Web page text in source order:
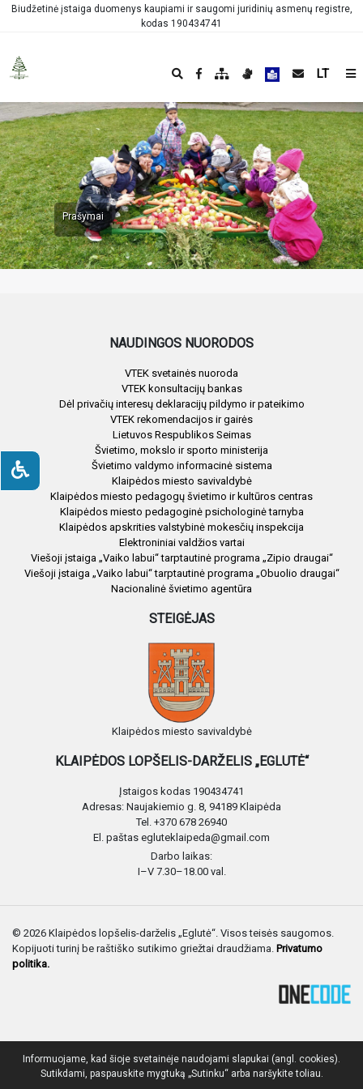
Biudžetinė įstaiga duomenys kaupiami ir saugomi juridinių asmenų registre,
kodas 190434741
LT
Prašymai
NAUDINGOS NUORODOS
VTEK svetainės nuoroda
VTEK konsultacijų bankas
Dėl privačių interesų deklaracijų pildymo ir pateikimo
VTEK rekomendacijos ir gairės
Lietuvos Respublikos Seimas
Švietimo, mokslo ir sporto ministerija
Švietimo valdymo informacinė sistema
Klaipėdos miesto savivaldybė
Klaipėdos miesto pedagogų švietimo ir kultūros centras
Klaipėdos miesto pedagoginė psichologinė tarnyba
Klaipėdos apskrities valstybinė mokesčių inspekcija
Elektroniniai valdžios vartai
Viešoji įstaiga „Vaiko labui“ tarptautinė programa „Zipio draugai“
Viešoji įstaiga „Vaiko labui“ tarptautinė programa „Obuolio draugai“
Nacionalinė švietimo agentūra
STEIGĖJAS
Klaipėdos miesto savivaldybė
KLAIPĖDOS LOPŠELIS-DARŽELIS „EGLUTĖ“
Įstaigos kodas 190434741
Adresas: Naujakiemio g. 8, 94189 Klaipėda
Tel. +370 678 26940
El. paštas egluteklaipeda@gmail.com
Darbo laikas:
I–V 7.30–18.00 val.
© 2026 Klaipėdos lopšelis-darželis „Eglutė“. Visos teisės saugomos.
Kopijuoti turinį be raštiško sutikimo griežtai draudžiama. Privatumo
politika.
Informuojame, kad šioje svetainėje naudojami slapukai (angl. cookies).
Sutikdami, paspauskite mygtuką „Sutinku“ arba naršykite toliau.